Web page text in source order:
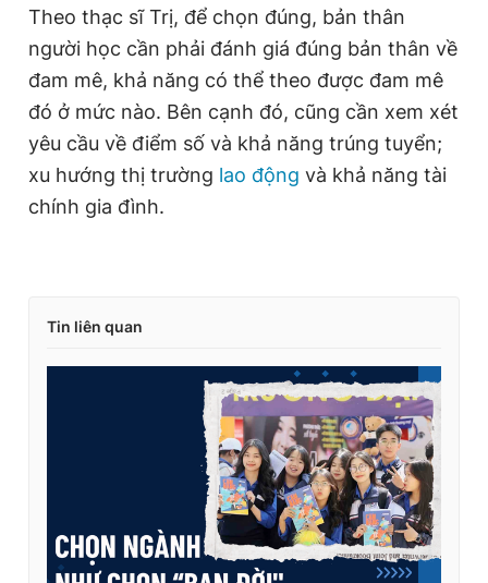
Theo thạc sĩ Trị, để chọn đúng, bản thân
người học cần phải đánh giá đúng bản thân về
đam mê, khả năng có thể theo được đam mê
đó ở mức nào. Bên cạnh đó, cũng cần xem xét
yêu cầu về điểm số và khả năng trúng tuyển;
xu hướng thị trường lao động và khả năng tài
chính gia đình.
Tin liên quan